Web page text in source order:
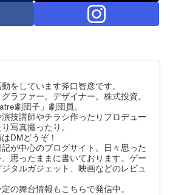
をしています斧口智彦です。
ラファー。デザイナー。株式投資。
劇団子」劇団員。
技講師やチラシ作ったりプロデュー
写真撮ったり。
DMどうぞ！
が中心のブログサイト。日々思った
、思ったままに書いております。ゲー
ジタルガジェット、映画などのレビュ
の舞台情報もこちらで発信中。